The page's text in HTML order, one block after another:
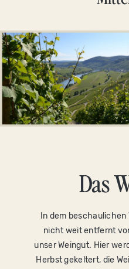
Das
In dem
nicht weit entfernt
unser Weingut. Hier
Herbst gekeltert, die